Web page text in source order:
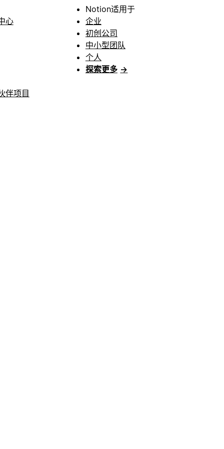
心
伴项目
Notion适用于
企业
初创公司
中小型团队
个人
探索更多 →